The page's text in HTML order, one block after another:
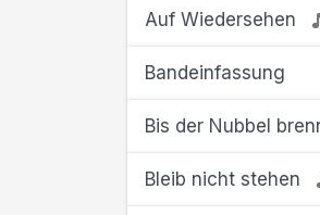
Auf Wiedersehen
Bandeinfassung
Bis der Nubbel
Bleib nicht stehen